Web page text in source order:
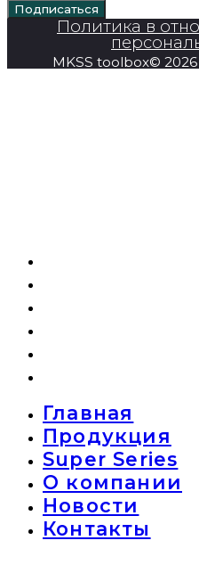
Подписаться
Политика в
MKSS toolbox©
Главная
Продукция
Super Series
О компании
Новости
Контакты